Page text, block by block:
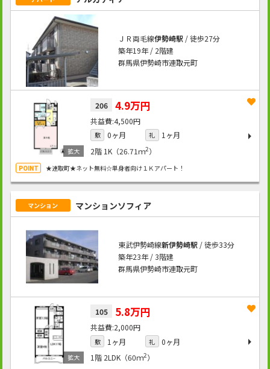
ＪＲ両毛線伊勢崎駅/ 徒歩27分
築年19年 / 2階建
群馬県伊勢崎市連取元町
206 4.9万円
4,500円
敷 0ヶ月 礼
1ヶ月
2階 1K（26.71ｍ2）
★連取町★ネット無料☆単身者向け１Ｋアパート！
マンション マンションソフィア
東武伊勢崎線新伊勢崎駅/ 徒歩33分
築年23年 / 3階建
群馬県伊勢崎市連取元町
105 5.8万円
2,000円
敷 1ヶ月 礼
0ヶ月
1階 2LDK（60ｍ2）